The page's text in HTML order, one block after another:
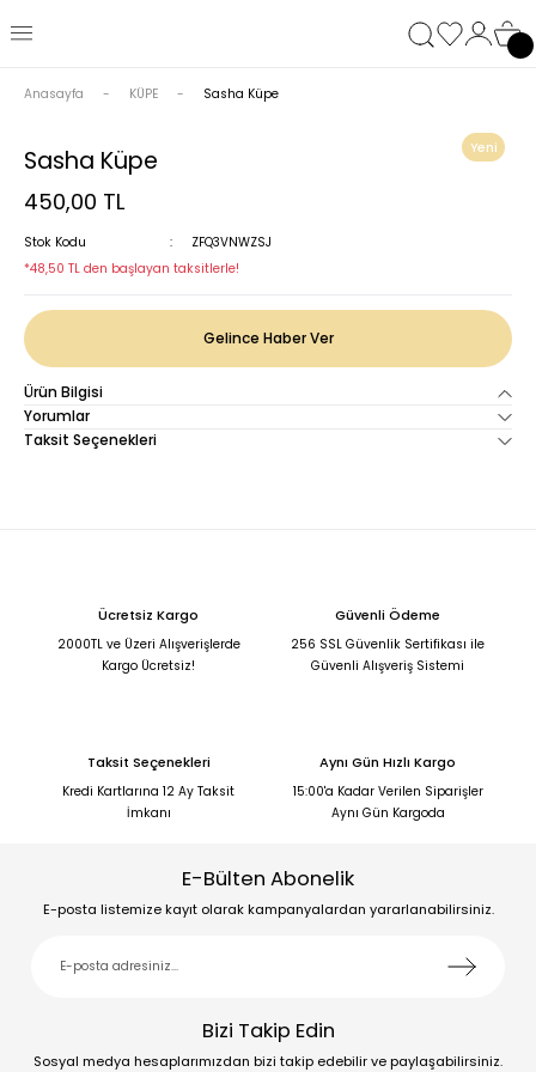
Anasayfa KÜPE Sasha Küpe
Yeni
Sasha Küpe
450,00 TL
Stok Kodu
ZFQ3VNWZSJ
*48,50 TL den başlayan taksitlerle!
Gelince Haber Ver
Ürün Bilgisi
Yorumlar
Taksit Seçenekleri
Ücretsiz Kargo
2000TL ve Üzeri Alışverişlerde
Kargo Ücretsiz!
Güvenli Ödeme
256 SSL Güvenlik Sertifikası ile
Güvenli Alışveriş Sistemi
Taksit Seçenekleri
Kredi Kartlarına 12 Ay Taksit
İmkanı
Aynı Gün Hızlı Kargo
15:00'a Kadar Verilen Siparişler
Aynı Gün Kargoda
E-Bülten Abonelik
E-posta listemize kayıt olarak kampanyalardan yararlanabilirsiniz.
Bizi Takip Edin
Sosyal medya hesaplarımızdan bizi takip edebilir ve paylaşabilirsiniz.